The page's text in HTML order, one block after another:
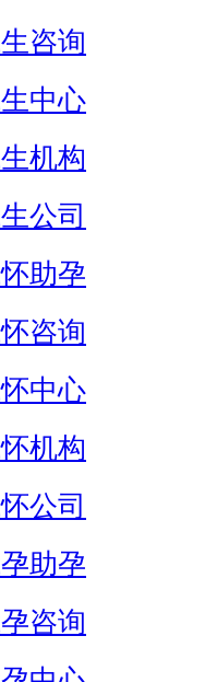
咨询
中心
机构
公司
助孕
咨询
中心
机构
公司
助孕
咨询